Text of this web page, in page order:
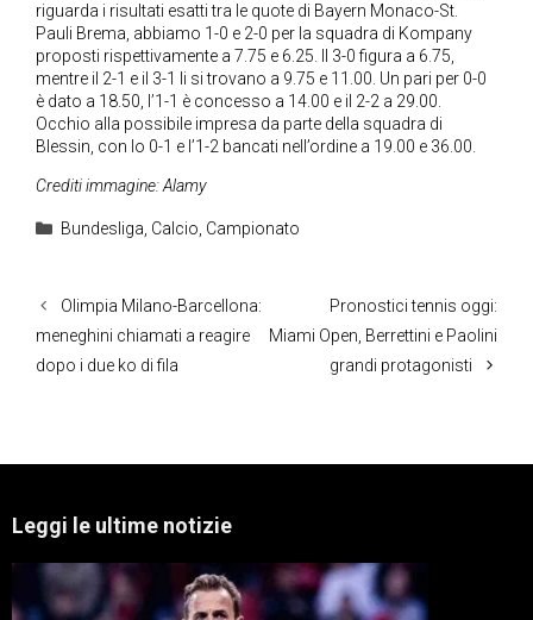
riguarda i risultati esatti tra le quote di Bayern Monaco-St.
Pauli Brema, abbiamo 1-0 e 2-0 per la squadra di Kompany
proposti rispettivamente a 7.75 e 6.25. Il 3-0 figura a 6.75,
mentre il 2-1 e il 3-1 li si trovano a 9.75 e 11.00. Un pari per 0-0
è dato a 18.50, l’1-1 è concesso a 14.00 e il 2-2 a 29.00.
Occhio alla possibile impresa da parte della squadra di
Blessin, con lo 0-1 e l’1-2 bancati nell’ordine a 19.00 e 36.00.
Crediti immagine: Alamy
Categorie
Bundesliga, Calcio, Campionato
Olimpia Milano-Barcellona:
meneghini chiamati a reagire
dopo i due ko di fila
Pronostici tennis oggi:
Miami Open, Berrettini e Paolini
grandi protagonisti
Leggi le ultime notizie